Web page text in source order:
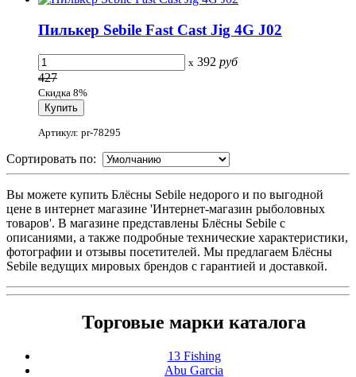
Пилькер Sebile Fast Cast Jig 4G J02
x 392 руб
427
Скидка 8%
Артикул: pr-78295
Сортировать по:
Вы можете купить Блёсны Sebile недорого и по выгодной
цене в интернет магазине 'Интернет-магазин рыболовных
товаров'. В магазине представлены Блёсны Sebile с
описаниями, а также подробные технические характеристики,
фотографии и отзывы посетителей. Мы предлагаем Блёсны
Sebile ведущих мировых брендов с гарантией и доставкой.
Торговые марки каталога
13 Fishing
Abu Garcia